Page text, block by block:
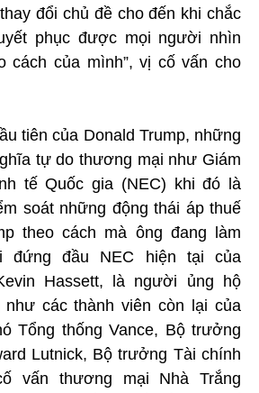
đổi chủ đề cho đến khi chắc
phục được mọi người nhìn
cách của mình”, vị cố vấn cho
tiên của Donald Trump, những
tự do thương mại như Giám
tế Quốc gia (NEC) khi đó là
soát những động thái áp thuế
theo cách mà ông đang làm
đứng đầu NEC hiện tại của
Hassett, là người ủng hộ
như các thành viên còn lại của
Tổng thống Vance, Bộ trưởng
Lutnick, Bộ trưởng Tài chính
vấn thương mại Nhà Trắng